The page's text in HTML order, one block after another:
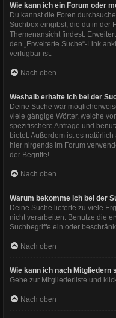
Wie kann ich ein Forum oder
Du kannst die Foren
Suchbox eingibst, die du in der
Themenansicht findest.
den „Erweiterte Suche“-Link
verfügbar ist.
Nach oben
Weshalb erhalte ich bei der
Deine Suche war
viele gängige Wörter, welche
spezifischere Anfrage und
bietet. Außerdem ist es
hier nirgends im Forum
der Begriffe!
Nach oben
Warum bekomme ich bei der
Deine Suche lieferte zu viele
nicht verarbeiten. Benutze die
Suchbegriffe ein oder
Nach oben
Wie kann ich nach Mitgliedern
Gehe zur Mitgliederliste und
Nach oben